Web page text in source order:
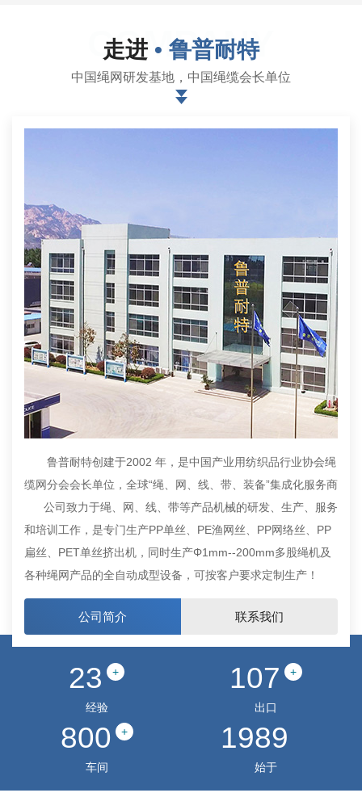
COMPANY
走进 • 鲁普耐特
中国绳网研发基地，中国绳缆会长单位
鲁普耐特创建于2002 年，是中国产业用纺织品行业协会绳
缆网分会会长单位，全球“绳、网、线、带、装备”集成化服务商
公司致力于绳、网、线、带等产品机械的研发、生产、服务
和培训工作，是专门生产PP单丝、PE渔网丝、PP网络丝、PP
扁丝、PET单丝挤出机，同时生产Φ1mm--200mm多股绳机及
各种绳网产品的全自动成型设备，可按客户要求定制生产！
公司简介 联系我们
23 +
经验
107 +
出口
800 +
车间
1989
始于